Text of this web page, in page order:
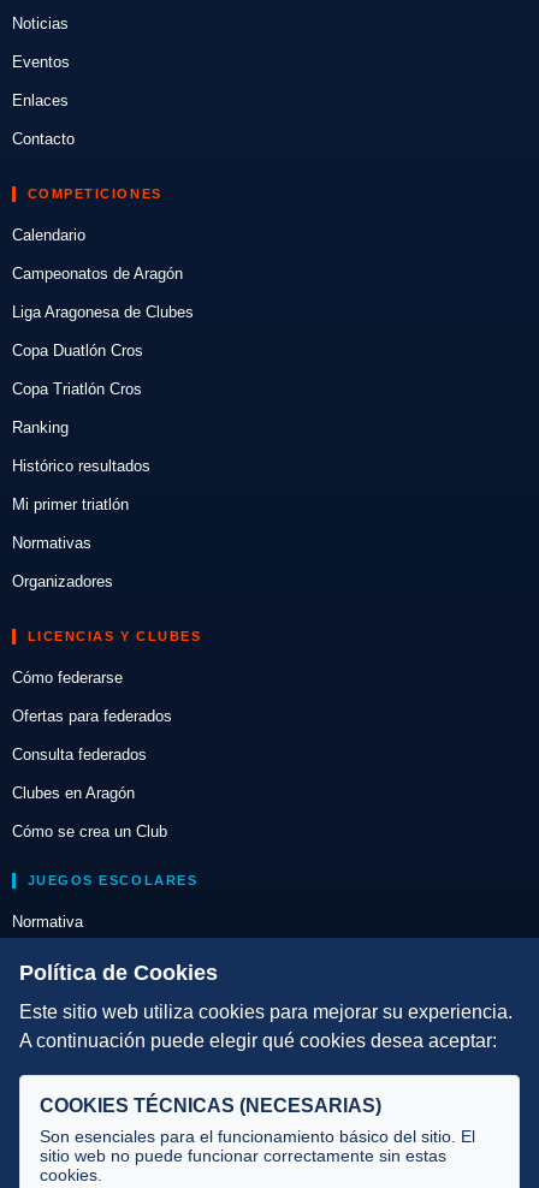
Noticias
Eventos
Enlaces
Contacto
COMPETICIONES
Calendario
Campeonatos de Aragón
Liga Aragonesa de Clubes
Copa Duatlón Cros
Copa Triatlón Cros
Ranking
Histórico resultados
Mi primer triatlón
Normativas
Organizadores
LICENCIAS Y CLUBES
Cómo federarse
Ofertas para federados
Consulta federados
Clubes en Aragón
Cómo se crea un Club
JUEGOS ESCOLARES
Normativa
Escuelas de Triatlón
DIRECCIÓN TÉCNICA
Selecciones
Tecnificación
JUECES Y OFICIALES
Política de Cookies
Este sitio web utiliza cookies para mejorar su experiencia.
A continuación puede elegir qué cookies desea aceptar:
COOKIES TÉCNICAS (NECESARIAS)
Son esenciales para el funcionamiento básico del sitio. El
sitio web no puede funcionar correctamente sin estas
cookies.